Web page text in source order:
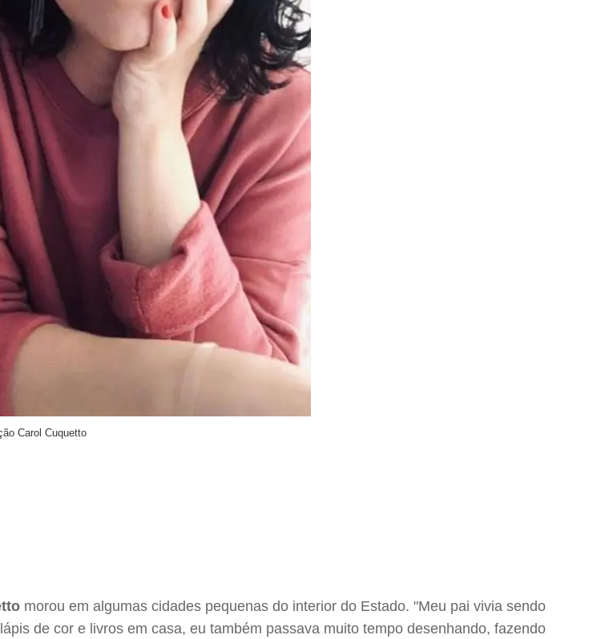
Carol Cuquetto
morou em algumas cidades pequenas do interior do Estado. "Meu pai vivia sendo
de cor e livros em casa, eu também passava muito tempo desenhando, fazendo